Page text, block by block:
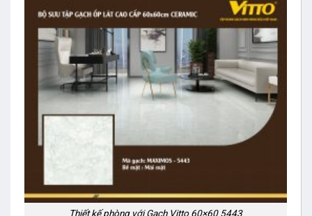
Thiết kế phòng với Gạch Vitto 60×60 5443